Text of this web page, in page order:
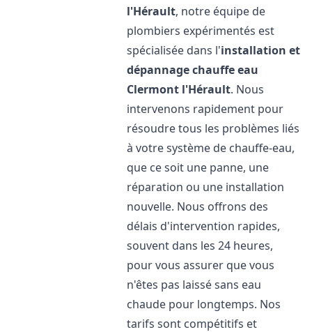
l'Hérault, notre équipe de
plombiers expérimentés est
spécialisée dans l'installation et
dépannage chauffe eau
Clermont l'Hérault. Nous
intervenons rapidement pour
résoudre tous les problèmes liés
à votre système de chauffe-eau,
que ce soit une panne, une
réparation ou une installation
nouvelle. Nous offrons des
délais d'intervention rapides,
souvent dans les 24 heures,
pour vous assurer que vous
n'êtes pas laissé sans eau
chaude pour longtemps. Nos
tarifs sont compétitifs et